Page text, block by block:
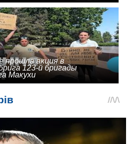
прошла акция в
123-й бригады
Макухи